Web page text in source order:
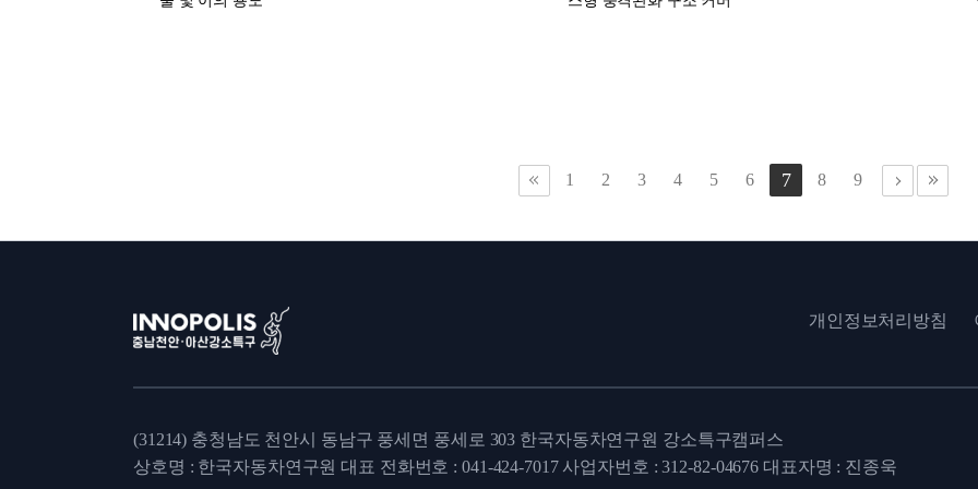
1 2 3 4 5 6 7 8 9